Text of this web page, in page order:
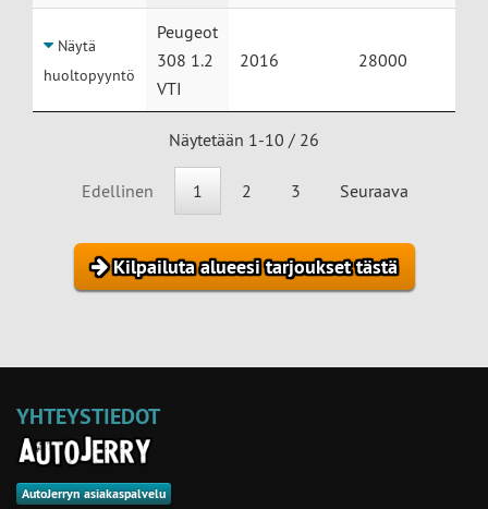
Näytä
huoltopyyntö
Peugeot
308 1.2
VTI
2016 28000
Näytetään 1-10 / 26
Edellinen 1 2 3 Seuraava
Kilpailuta alueesi tarjoukset tästä
YHTEYSTIEDOT
AutoJerryn asiakaspalvelu